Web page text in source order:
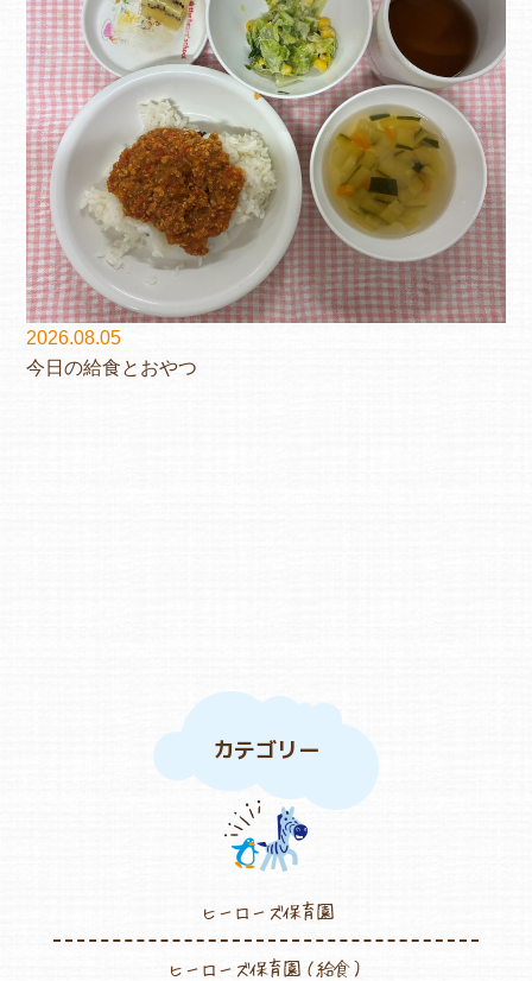
2026.08.05
今日の給食とおやつ
カテゴリー
ヒーローズ保育園
ヒーローズ保育園（給食）